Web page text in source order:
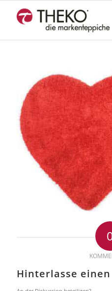
Hinterlasse